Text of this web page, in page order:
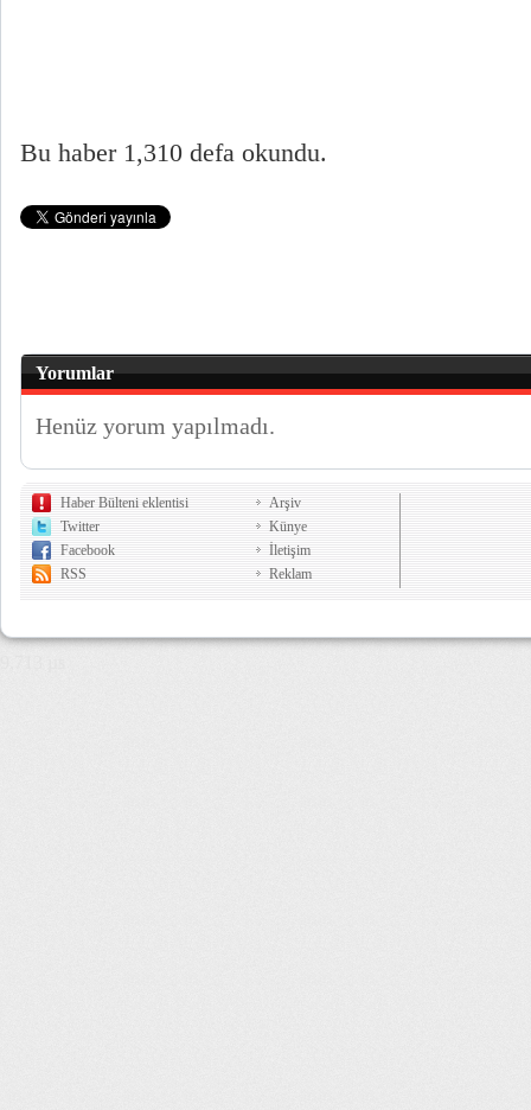
Bu haber 1,310 defa okundu.
Yorumlar
Henüz yorum yapılmadı.
Haber Bülteni eklentisi
Twitter
Facebook
RSS
Arşiv
Künye
İletişim
Reklam